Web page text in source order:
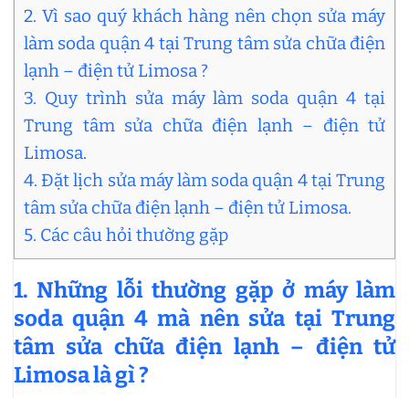
2. Vì sao quý khách hàng nên chọn sửa máy
làm soda quận 4 tại Trung tâm sửa chữa điện
lạnh – điện tử Limosa ?
3. Quy trình sửa máy làm soda quận 4 tại
Trung tâm sửa chữa điện lạnh – điện tử
Limosa.
4. Đặt lịch sửa máy làm soda quận 4 tại Trung
tâm sửa chữa điện lạnh – điện tử Limosa.
5. Các câu hỏi thường gặp
1. Những lỗi thường gặp ở máy làm
soda quận 4 mà nên sửa tại Trung
tâm sửa chữa điện lạnh – điện tử
Limosa là gì ?